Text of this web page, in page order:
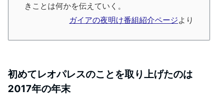
きことは何かを伝えていく。
ガイアの夜明け番組紹介ページより
初めてレオパレスのことを取り上げたのは
2017年の年末